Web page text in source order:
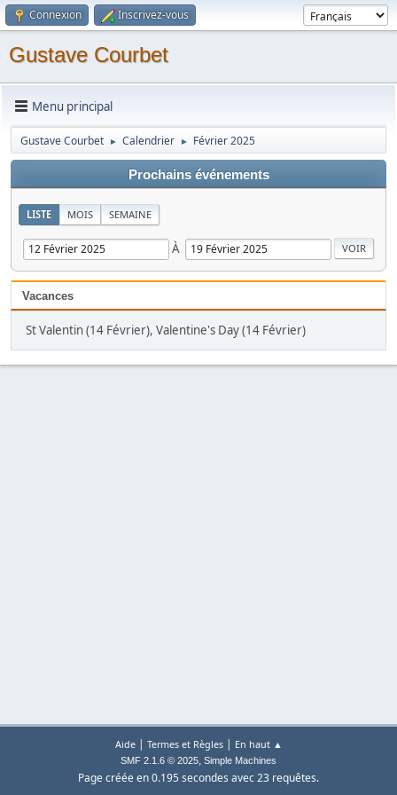
Connexion Inscrivez-vous
Gustave Courbet
Menu principal
Gustave Courbet ► Calendrier ► Février 2025
Prochains événements
LISTE MOIS SEMAINE
À
Vacances
St Valentin (14 Février), Valentine's Day (14 Février)
Aide| Termes et Règles| En haut ▲
SMF 2.1.6 © 2025, Simple Machines
Page créée en 0.195 secondes avec 23 requêtes.